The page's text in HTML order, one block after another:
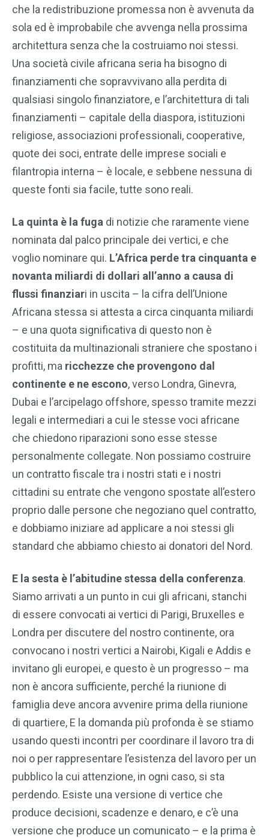
che la redistribuzione promessa non è avvenuta da
sola ed è improbabile che avvenga nella prossima
architettura senza che la costruiamo noi stessi.
Una società civile africana seria ha bisogno di
finanziamenti che sopravvivano alla perdita di
qualsiasi singolo finanziatore, e l’architettura di tali
finanziamenti – capitale della diaspora, istituzioni
religiose, associazioni professionali, cooperative,
quote dei soci, entrate delle imprese sociali e
filantropia interna – è locale, e sebbene nessuna di
queste fonti sia facile, tutte sono reali.
La quinta è la fuga di notizie che raramente viene
nominata dal palco principale dei vertici, e che
voglio nominare qui. L’Africa perde tra cinquanta e
novanta miliardi di dollari all’anno a causa di
flussi finanziari in uscita – la cifra dell’Unione
Africana stessa si attesta a circa cinquanta miliardi
– e una quota significativa di questo non è
costituita da multinazionali straniere che spostano i
profitti, ma ricchezze che provengono dal
continente e ne escono, verso Londra, Ginevra,
Dubai e l’arcipelago offshore, spesso tramite mezzi
legali e intermediari a cui le stesse voci africane
che chiedono riparazioni sono esse stesse
personalmente collegate. Non possiamo costruire
un contratto fiscale tra i nostri stati e i nostri
cittadini su entrate che vengono spostate all’estero
proprio dalle persone che negoziano quel contratto,
e dobbiamo iniziare ad applicare a noi stessi gli
standard che abbiamo chiesto ai donatori del Nord.
E la sesta è l’abitudine stessa della conferenza.
Siamo arrivati a un punto in cui gli africani, stanchi
di essere convocati ai vertici di Parigi, Bruxelles e
Londra per discutere del nostro continente, ora
convocano i nostri vertici a Nairobi, Kigali e Addis e
invitano gli europei, e questo è un progresso – ma
non è ancora sufficiente, perché la riunione di
famiglia deve ancora avvenire prima della riunione
di quartiere, E la domanda più profonda è se stiamo
usando questi incontri per coordinare il lavoro tra di
noi o per rappresentare l’esistenza del lavoro per un
pubblico la cui attenzione, in ogni caso, si sta
perdendo. Esiste una versione di vertice che
produce decisioni, scadenze e denaro, e c’è una
versione che produce un comunicato – e la prima è